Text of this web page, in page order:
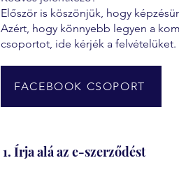
Először is köszönjük, hogy
Azért, hogy könnyebb legyen a
csoportot, ide kérjék a felvételüket.
FACEBOOK CSOPORT
1. Írja alá az e-szerződést